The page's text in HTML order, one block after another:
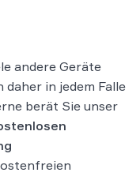
andere Geräte
in jedem Falle
berät Sie unser